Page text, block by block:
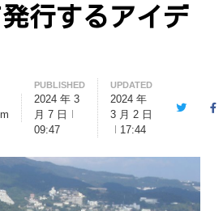
発行するアイデ
PUBLISHED
2024 年 3
月 7 日
09:47
UPDATED
2024 年
3 月 2 日
17:44
Twitter